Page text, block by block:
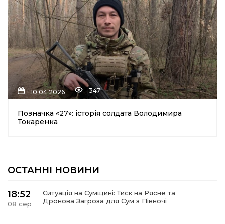
10.04.2026 347
Позначка «27»: історія солдата Володимира
Токаренка
ОСТАННІ НОВИНИ
18:52
08 сер
Ситуація на Сумщині: Тиск на Рясне та
Дронова Загроза для Сум з Півночі